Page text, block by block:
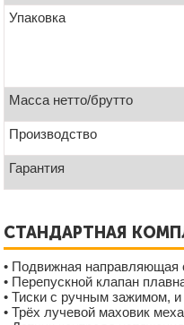
Упаковка
Масса нетто/брутто
Производство
Гарантия
СТАНДАРТНАЯ
• Подвижная направляющая
• Перепускной клапан
• Тиски с ручным зажимом,
• Трёх лучевой маховик